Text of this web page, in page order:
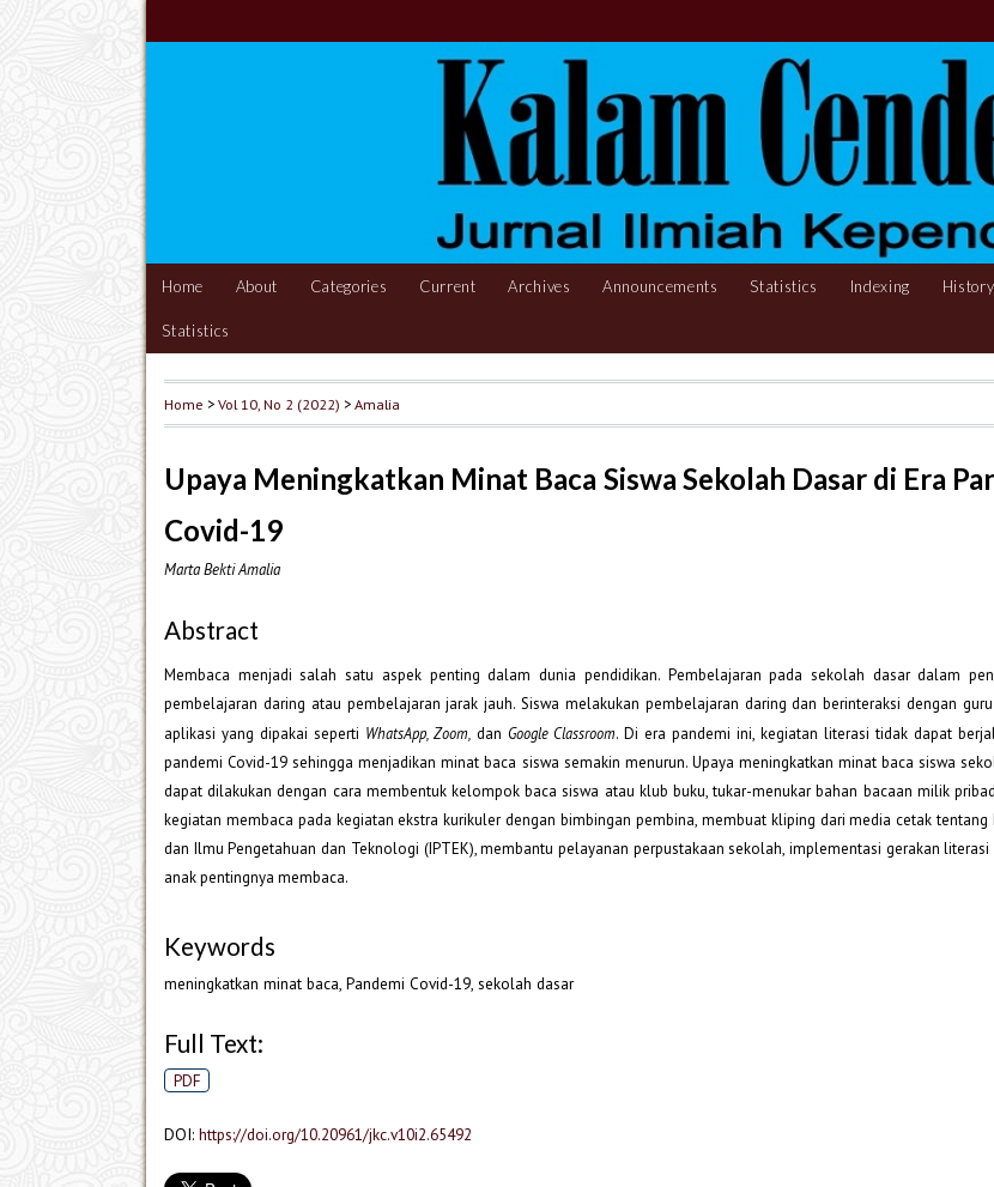
Home About Categories Current Archives Announcements Statistics Indexing History
Statistics
Home >Vol 10, No 2 (2022) >Amalia
Upaya Meningkatkan Minat Baca Siswa Sekolah Dasar di Era
Covid-19
Marta Bekti Amalia
Abstract
Membaca menjadi salah satu aspek penting dalam dunia pendidikan. Pembelajaran pada sekolah dasar dalam
pembelajaran daring atau pembelajaran jarak jauh. Siswa melakukan pembelajaran daring dan berinteraksi dengan
aplikasi yang dipakai seperti WhatsApp, Zoom,dan Google Classroom. Di era pandemi ini, kegiatan literasi tidak dapat
pandemi Covid-19 sehingga menjadikan minat baca siswa semakin menurun. Upaya meningkatkan minat baca siswa
dapat dilakukan dengan cara membentuk kelompok baca siswa atau klub buku, tukar-menukar bahan bacaan milik
kegiatan membaca pada kegiatan ekstra kurikuler dengan bimbingan pembina, membuat kliping dari media cetak tentang
dan Ilmu Pengetahuan dan Teknologi (IPTEK), membantu pelayanan perpustakaan sekolah, implementasi gerakan
anak pentingnya membaca.
Keywords
meningkatkan minat baca, Pandemi Covid-19, sekolah dasar
Full Text:
PDF
DOI: https://doi.org/10.20961/jkc.v10i2.65492